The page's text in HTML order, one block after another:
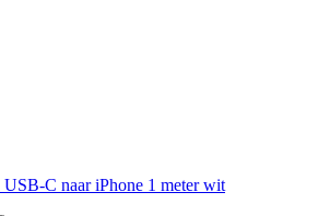
C naar iPhone 1 meter wit